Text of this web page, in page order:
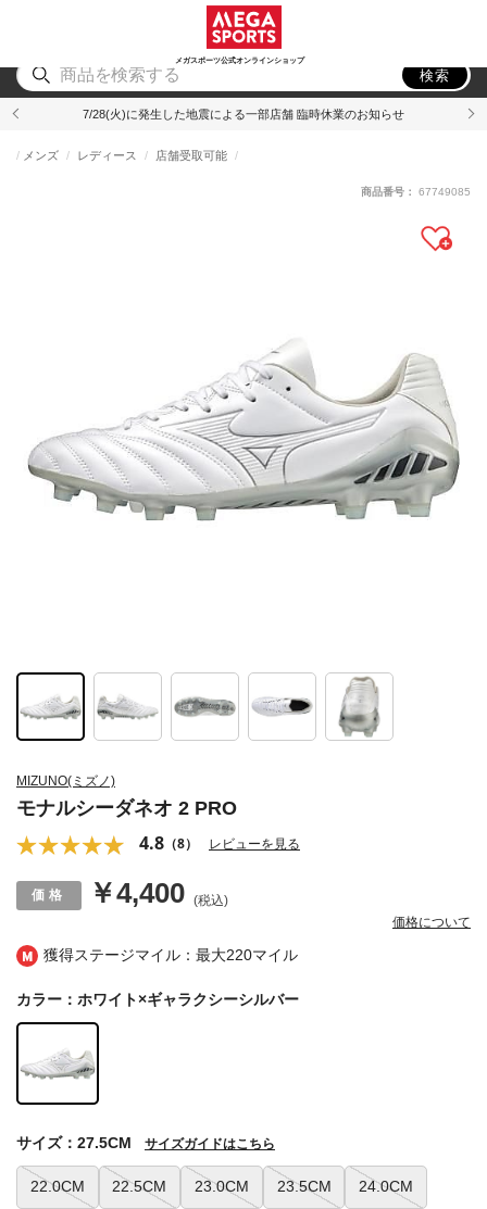
メガスポーツ公式オンラインショップ
アウトドア
検索
7/28(火)に発生した地震による一部店舗 臨時休業のお知らせ
獲得ステージマイル：最大220マイル
MIZUNO(ミズノ)
モナルシーダネオ 2 PRO
4.8 （8） レビューを見る
メンズ レディース 店舗受取可能
￥4,400 (税込)
価格について
商品番号： 67749085
カラー：ホワイト×ギャラクシーシルバー
22.0CM 22.5CM 23.0CM 23.5CM 24.0CM
サイズ：27.5CM サイズガイドはこちら